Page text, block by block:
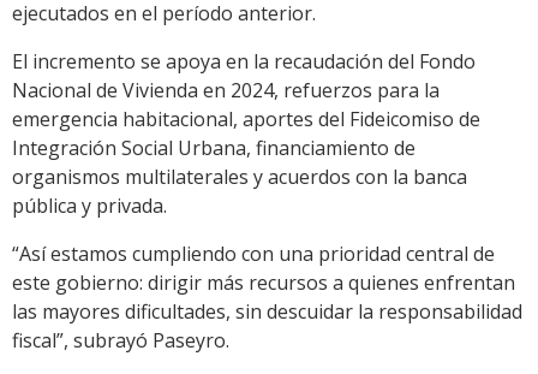
ejecutados en el período anterior.
El incremento se apoya en la recaudación del Fondo
Nacional de Vivienda en 2024, refuerzos para la
emergencia habitacional, aportes del Fideicomiso de
Integración Social Urbana, financiamiento de
organismos multilaterales y acuerdos con la banca
pública y privada.
“Así estamos cumpliendo con una prioridad central de
este gobierno: dirigir más recursos a quienes enfrentan
las mayores dificultades, sin descuidar la responsabilidad
fiscal”, subrayó Paseyro.